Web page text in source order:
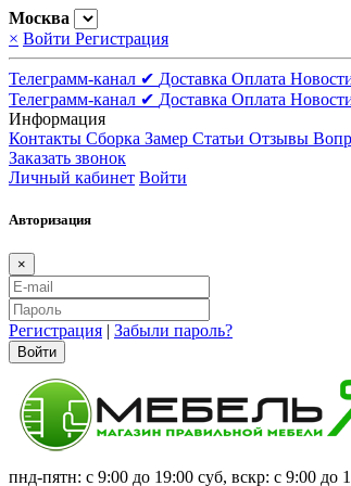
Москва
× Войти Регистрация
Телеграмм-канал ✔ Доставка Оплата
Телеграмм-канал ✔ Доставка Оплата
Информация
Контакты Сборка Замер Статьи Отзывы
Заказать звонок
Личный кабинет Войти
Авторизация
×
Регистрация | Забыли пароль?
Войти
пнд-пятн: с 9:00 до 19:00 суб, вскр: с 9:00 до